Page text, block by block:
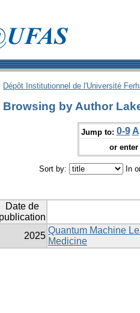
Dépôt Institutionnel de l'Université
Browsing by Author
Jump to: 0-9 A
or
Sort by: In
Date de
publication
2025
Quantum Machine
Medicine